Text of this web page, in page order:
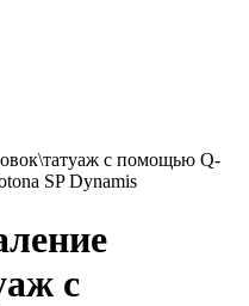
с помощью Q-
SP Dynamis
с